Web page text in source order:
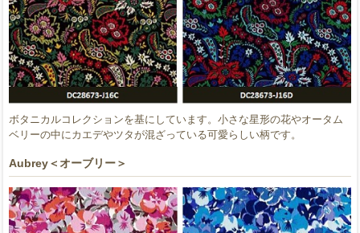
ボタニカルコレクションを基にしています。小さな星形の花やオータム
ベリーの中にカエデやツタが混ざっている可愛らしい柄です。
Aubrey＜オーブリー＞